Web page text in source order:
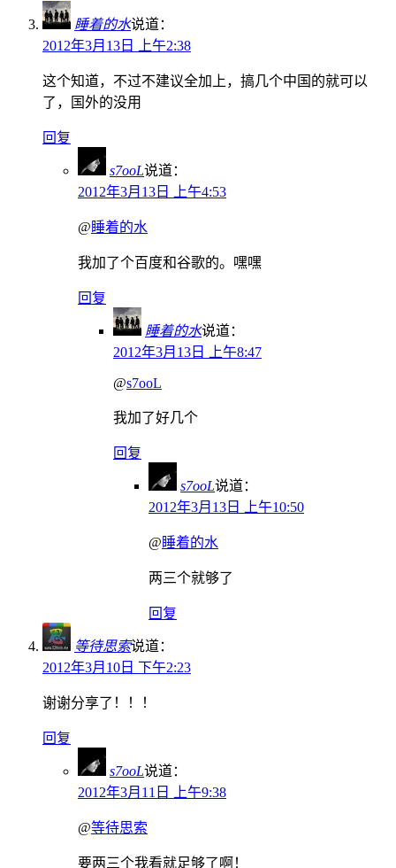
睡着的水说道：
2012年3月13日 上午2:38
这个知道，不过不建议全加上，搞几个中国的就可以
了，国外的没用
回复
s7ooL说道：
2012年3月13日 上午4:53
@睡着的水
我加了个百度和谷歌的。嘿嘿
回复
睡着的水说道：
2012年3月13日 上午8:47
@s7ooL
我加了好几个
回复
s7ooL说道：
2012年3月13日 上午10:50
@睡着的水
两三个就够了
回复
等待思索说道：
2012年3月10日 下午2:23
谢谢分享了！！！
回复
s7ooL说道：
2012年3月11日 上午9:38
@等待思索
要两三个我看就足够了啊！